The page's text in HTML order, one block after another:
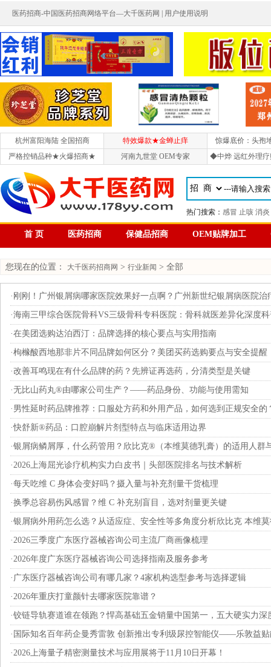
医药招商-中国医药招商网络平台—大千医药网 | 用户使用说明
杭州富阳海陆 全国招商 特效爆款★金蝉止痒
惊爆底价：头孢
严格控销品种★火爆招商★
河南九世堂 OEM专家 ◆中烨 远红外理疗
首 页 医药招商 保健品招商 OEM贴牌加工
您现在的位置： 大千医药招商网 > 行业新闻 > 全部
· 刚刚！广州银屑病哪家医院效果好一点啊？广州新世纪银屑病医院治
·海南三甲综合医院骨科VS三级骨科专科医院：骨科就医差异化深度
·在美团选购达泊西汀：品牌选择的核心要点与实用指南
·枸橼酸西地那非片不同品牌如何区分？美团买药选购要点与安全提醒
·改善耳鸣现在有什么品牌的药？先辨证再选药，分清类型是关键
·无比山药丸®由哪家公司生产？——药品身份、功能与使用需知
· 男性延时药品牌推荐：口服处方药和外用产品，如何选到正规安全的
·快舒新®药品：口腔崩解片剂型特点与临床适用边界
·银屑病鳞屑厚，什么药管用？欣比克®（本维莫德乳膏）的适用人群
·2026上海屈光诊疗机构实力白皮书｜头部医院排名与技术解析
·每天吃维 C 身体会变好吗？摄入量与补充剂量干货梳理
·换季总容易伤风感冒？维 C 补充别盲目，选对剂量更关键
·银屑病外用药怎么选？从适应症、安全性等多角度分析欣比克 本维
·2026三季度广东医疗器械咨询公司主流厂商画像梳理
·2026年度广东医疗器械咨询公司选择指南及服务参考
· 广东医疗器械咨询公司有哪几家？4家机构选型参考与选择逻辑
·2026年重庆打童颜针去哪家医院靠谱？
·铰链导轨赛道谁在领跑？悍高基础五金销量中国第一，五大硬实力深
· 国际知名百年药企曼秀雷敦 创新推出专利级尿控智能仪——乐敦益
·2026上海量子精密测量技术与应用展将于11月10日开幕！